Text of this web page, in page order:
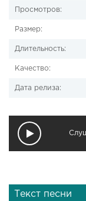
Просмотров:
Размер:
Длительность:
Качество:
Дата релиза:
Текст песни